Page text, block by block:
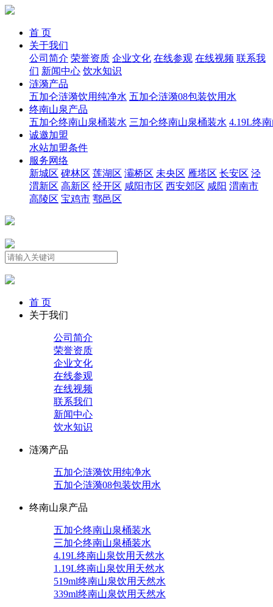
首 页
关于我们
公司简介 荣誉资质 企业文化 在线参观 在线视频 联系我
们 新闻中心 饮水知识
涟漪产品
五加仑涟漪饮用纯净水 五加仑涟漪08包装饮用水
终南山泉产品
五加仑终南山泉桶装水 三加仑终南山泉桶装水 4.19L终
诚邀加盟
水站加盟条件
服务网络
新城区 碑林区 莲湖区 灞桥区 未央区 雁塔区 长安区 泾
渭新区 高新区 经开区 咸阳市区 西安郊区 咸阳 渭南市
高陵区 宝鸡市 鄠邑区
首 页
关于我们
公司简介
荣誉资质
企业文化
在线参观
在线视频
联系我们
新闻中心
饮水知识
涟漪产品
五加仑涟漪饮用纯净水
五加仑涟漪08包装饮用水
终南山泉产品
五加仑终南山泉桶装水
三加仑终南山泉桶装水
4.19L终南山泉饮用天然水
1.19L终南山泉饮用天然水
519ml终南山泉饮用天然水
339ml终南山泉饮用天然水